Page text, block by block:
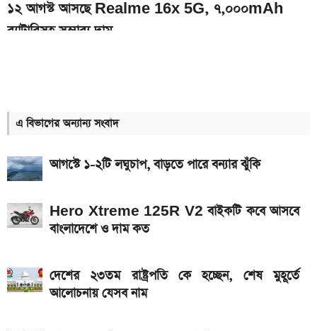
১২ আগস্ট আসছে Realme 16x 5G, ৭,০০০mAh
ব্যাটারিসহ সম্ভাব্য দাম
সরকারি কর্মচারীদের বেতন-গ্রেড নিয়ে নতুন বার্তা
আজকের স্বর্ণের বাজারদর: ০৭ আগস্ট ২০২৬
এসএসসি ও সমমানের ফল কবে জানাল শিক্ষা বোর্ড
সরকারি চাকরিজীবীরা
দাম
এসএসসি ফল প্রকাশের চূড়ান্ত তারিখ ঘোষণা
এ বিভাগের অন্যান্য সংবাদ
আগস্টে ১-২টি লঘুচাপ, বাড়তে পারে বন্যার ঝুঁকি
Hero Xtreme 125R V2 বাইকটি কবে আসবে
বাংলাদেশে ও দাম কত
দেশের ২৩তম রাষ্ট্রপতি কে হচ্ছেন, শেষ মুহূর্তে
আলোচনায় যেসব নাম